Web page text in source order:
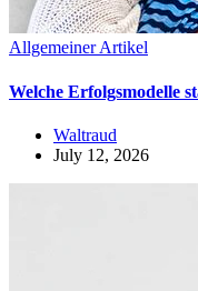
Allgemeiner Artikel
Welche Erfolgsmodelle
Waltraud
July 12, 2026